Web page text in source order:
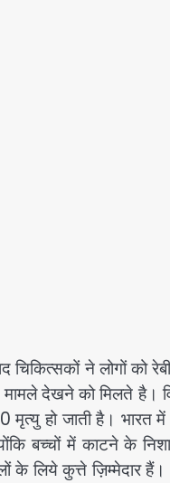
ने लोगों को
देखने को मिलते है।
हो जाती है। भारत में
बच्चों में काटने के
के लिये कुत्ते ज़िम्मेदार